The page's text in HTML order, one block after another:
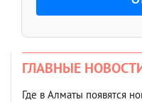
ГЛАВНЫЕ
Где в Алматы появятся